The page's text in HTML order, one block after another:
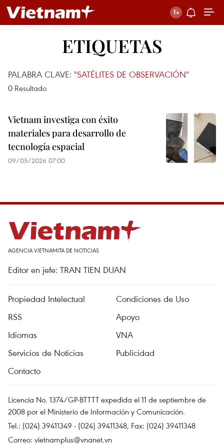
ETIQUETAS
PALABRA CLAVE: "SATÉLITES DE OBSERVACIÓN"
0 Resultado
Vietnam investiga con éxito
materiales para desarrollo de
tecnología espacial
09/05/2026 07:00
AGENCIA VIETNAMITA DE NOTICIAS
Editor en jefe: TRAN TIEN DUAN
Propiedad Intelectual
Condiciones de Uso
RSS
Apoyo
Idiomas
VNA
Servicios de Noticias
Publicidad
Contacto
Licencia No. 1374/GP-BTTTT expedida el 11 de septiembre de
2008 por el Ministerio de Información y Comunicación.
Tel.: (024) 39411349 - (024) 39411348, Fax: (024) 39411348
Correo: vietnamplus@vnanet.vn